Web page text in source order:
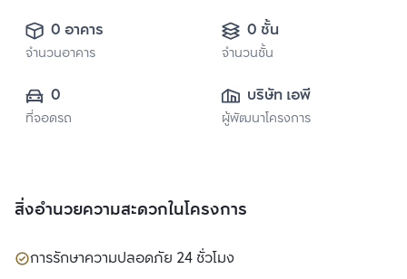
0 อาคาร
จำนวนอาคาร
0 ชั้น
จำนวนชั้น
0
ที่จอดรถ
บริษัท เอพี (ไทย
แลนด์)
ผู้พัฒนาโครงการ
สิ่งอำนวยความสะดวกในโครงการ
การรักษาความปลอดภัย 24 ชั่วโมง